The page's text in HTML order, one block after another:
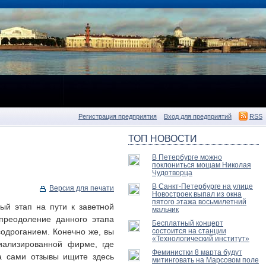
Регистрация предприятия Вход для предприятий RSS
Версия для печати
этап на пути к заветной
данного этапа
Конечно же, вы
фирме, где
сами отзывы ищите здесь
ТОП НОВОСТИ
В Петербурге можно
поклониться мощам Николая
Чудотворца
В Санкт-Петербурге на улице
Новостроек выпал из окна
пятого этажа восьмилетний
мальчик
Бесплатный концерт
состоится на станции
«Технологический институт»
Феминистки 8 марта будут
митинговать на Марсовом поле